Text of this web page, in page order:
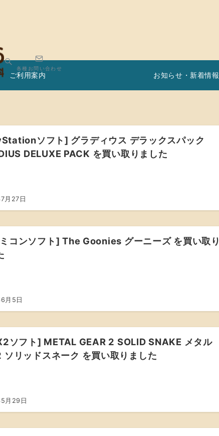
各種お問い合わせ
ご利用案内 お知らせ・新着情報
ソフト] グラディウス デラックスパック
DELUXE PACK を買い取りました
月27日
コンソフト] The Goonies グーニーズ を買い取り
月5日
ソフト] METAL GEAR 2 SOLID SNAKE メタル
ソリッドスネーク を買い取りました
月29日